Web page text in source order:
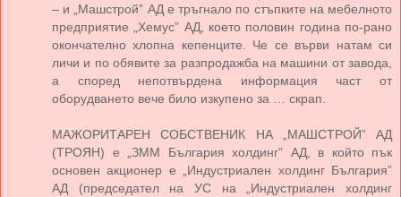
– и „Машстрой” АД е тръгнало по стъпките на мебелното
предприятие „Хемус” АД, което половин година по-рано
окончателно хлопна кепенците. Че се върви натам си
личи и по обявите за разпродажба на машини от завода,
а според непотвърдена информация част от
оборудването вече било изкупено за … скрап.
МАЖОРИТАРЕН СОБСТВЕНИК НА „МАШСТРОЙ” АД
(ТРОЯН) е „ЗММ България холдинг” АД, в който пък
основен акционер е „Индустриален холдинг България”
АД (председател на УС на „Индустриален холдинг